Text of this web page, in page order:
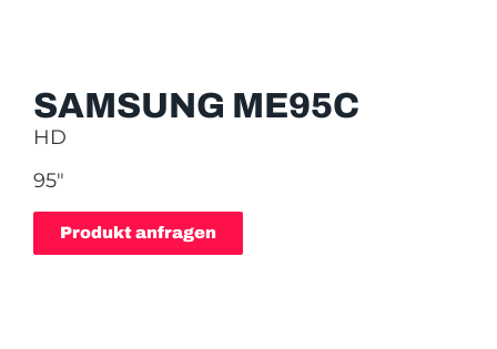
SAMSUNG ME95C
HD
95″
Produkt anfragen